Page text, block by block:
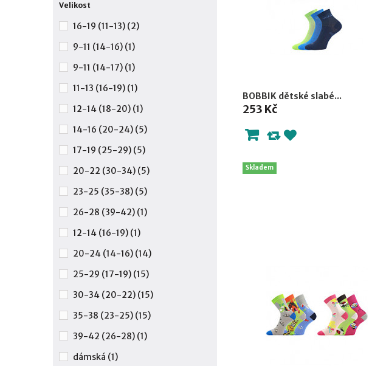
BOBBIK dětské slabé...
253 Kč
Skladem
Velikost
16-19 (11-13) (2)
9-11 (14-16) (1)
9-11 (14-17) (1)
11-13 (16-19) (1)
12-14 (18-20) (1)
14-16 (20-24) (5)
17-19 (25-29) (5)
20-22 (30-34) (5)
23-25 (35-38) (5)
26-28 (39-42) (1)
12-14 (16-19) (1)
20-24 (14-16) (14)
25-29 (17-19) (15)
30-34 (20-22) (15)
35-38 (23-25) (15)
39-42 (26-28) (1)
dámská (1)